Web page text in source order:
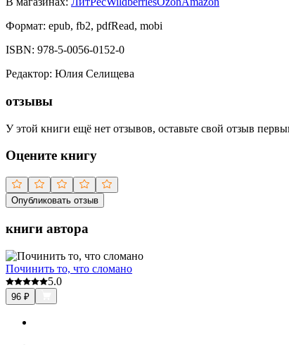
Формат: epub, fb2, pdfRead, mobi
ISBN: 978-5-0056-0152-0
Редактор: Юлия Селищева
отзывы
У этой книги ещё нет отзывов, оставьте свой отзыв
Оцените книгу
Опубликовать отзыв
книги автора
Починить то, что сломано
5.0
96 ₽